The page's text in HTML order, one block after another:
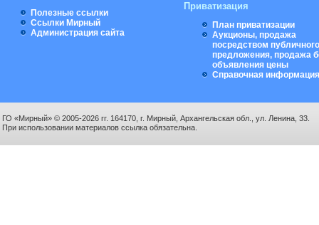
Полезные ссылки
Ссылки Мирный
Администрация сайта
Приватизация
План приватизации
Аукционы, продажа
посредством публичного
предложения, продажа
объявления цены
Справочная информация
ГО «Мирный» © 2005-2026 гг. 164170, г. Мирный, Архангельская обл., ул. Ленина, 33.
При использовании материалов ссылка обязательна.